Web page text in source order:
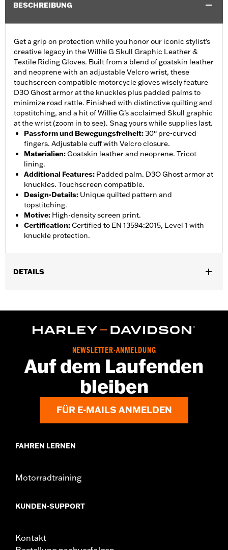
BESCHREIBUNG
Get a grip on protection while you honor our iconic stylist’s
creative legacy in the Willie G Skull Graphic Leather &
Textile Riding Gloves. Built from a blend of goatskin leather
and neoprene with an adjustable Velcro wrist, these
touchscreen compatible motorcycle gloves wisely feature
D3O Ghost armor at the knuckles plus padded palms to
minimize road rattle. Finished with distinctive quilting and
topstitching, and a hit of Willie G’s acclaimed Skull graphic
at the wrist (zoom in to see). Snag yours while supplies last.
Passform und Bewegungsfreiheit:30° pre-curved
fingers. Adjustable cuff with Velcro closure.
Materialien:Goatskin leather and neoprene. Tricot
lining.
Additional Features: Padded palm. D3O Ghost armor at
knuckles. Touchscreen compatible.
Design-Details: Unique quilted pattern and
topstitching.
Motive: High-density screen print.
Certification:Certified to EN 13594:2015, Level 1 with
knuckle protection.
DETAILS
Kollektion:Willie G. Skull
Protektoren,Touchscreen-kompatibel
2 year limited warranty – Go towww.h-
d.com/warranty
for full details
Herkunft: Imported
NEWSLETTER-ANMELDUNG
Auf dem Laufenden
bleiben
FÜR E-MAILS ANMELDEN
FAHREN LERNEN
Motorradtraining
KUNDEN-SUPPORT
Kontakt